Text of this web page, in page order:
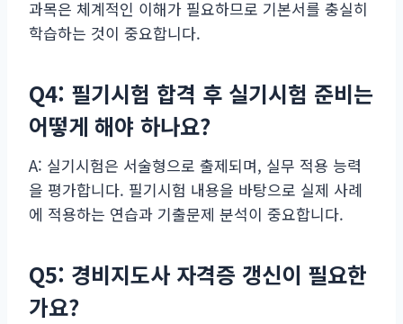
과목은 체계적인 이해가 필요하므로 기본서를 충실히
학습하는 것이 중요합니다.
Q4: 필기시험 합격 후 실기시험 준비는
어떻게 해야 하나요?
A: 실기시험은 서술형으로 출제되며, 실무 적용 능력
을 평가합니다. 필기시험 내용을 바탕으로 실제 사례
에 적용하는 연습과 기출문제 분석이 중요합니다.
Q5: 경비지도사 자격증 갱신이 필요한
가요?